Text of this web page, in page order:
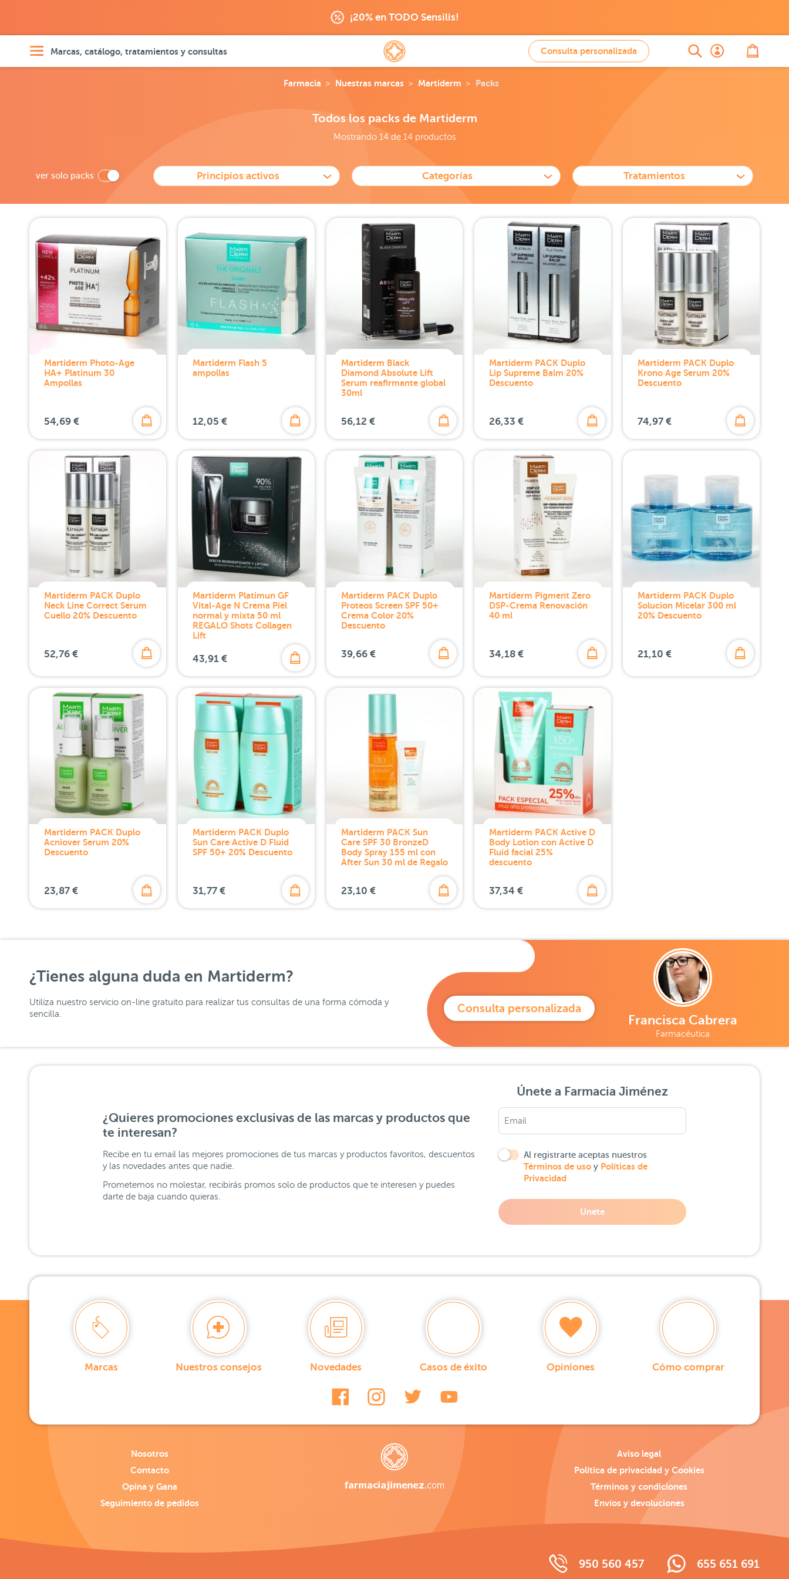
¡20% en TODO Sensilis!
Marcas, catálogo, tratamientos y consultas Consulta personalizada
Farmacia Nuestras marcas Martiderm Packs
Todos los packs de Martiderm
Mostrando 14 de 14 productos
ver solo packs
Martiderm Photo-Age
HA+ Platinum 30
Ampollas
54,69 €
Martiderm Flash 5
ampollas
12,05 €
Martiderm Black
Diamond Absolute Lift
Serum reafirmante global
30ml
56,12 €
Martiderm PACK Duplo
Lip Supreme Balm 20%
Descuento
26,33 €
Martiderm PACK Duplo
Krono Age Serum 20%
Descuento
74,97 €
Martiderm PACK Duplo
Neck Line Correct Serum
Cuello 20% Descuento
52,76 €
Martiderm Platimun GF
Vital-Age N Crema Piel
normal y mixta 50 ml
REGALO Shots Collagen
Lift
43,91 €
Martiderm PACK Duplo
Proteos Screen SPF 50+
Crema Color 20%
Descuento
39,66 €
Martiderm Pigment Zero
DSP-Crema Renovación
40 ml
34,18 €
Martiderm PACK Duplo
Solucion Micelar 300 ml
20% Descuento
21,10 €
Martiderm PACK Duplo
Acniover Serum 20%
Descuento
23,87 €
Martiderm PACK Duplo
Sun Care Active D Fluid
SPF 50+ 20% Descuento
31,77 €
Martiderm PACK Sun
Care SPF 30 BronzeD
Body Spray 155 ml con
After Sun 30 ml de Regalo
23,10 €
Martiderm PACK Active D
Body Lotion con Active D
Fluid facial 25%
descuento
37,34 €
¿Tienes alguna duda en Martiderm?
Utiliza nuestro servicio on-line gratuito para realizar tus consultas de una forma cómoda y
sencilla.
Consulta personalizada
Francisca Cabrera
Farmacéutica
¿Quieres promociones exclusivas de las marcas y productos que
te interesan?
Recibe en tu email las mejores promociones de tus marcas y productos favoritos, descuentos
y las novedades antes que nadie.
Prometemos no molestar, recibirás promos solo de productos que te interesen y puedes
darte de baja cuando quieras.
Únete a Farmacia Jiménez
Al registrarte aceptas nuestros
Términos de uso y Políticas de
Privacidad
Unete
Marcas Nuestros consejos Novedades Casos de éxito Opiniones Cómo comprar
Nosotros
Contacto
Opina y Gana
Seguimiento de pedidos
Aviso legal
Política de privacidad y Cookies
Términos y condiciones
Envíos y devoluciones
950 560 457 655 651 691